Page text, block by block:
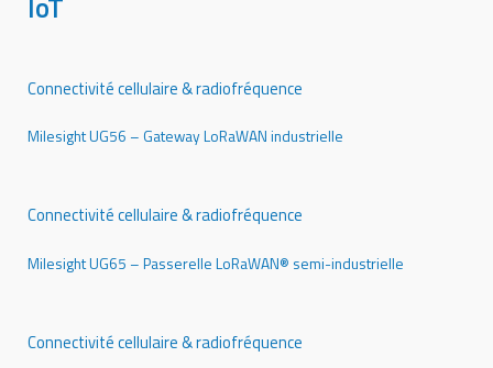
Connectivité cellulaire & radiofréquence
Milesight UG56 – Gateway LoRaWAN industrielle
Connectivité cellulaire & radiofréquence
Milesight UG65 – Passerelle LoRaWAN® semi-industrielle
Connectivité cellulaire & radiofréquence